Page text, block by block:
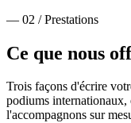
— 02 / Prestations
Ce que nous
Trois façons d'écrire
podiums internationaux,
l'accompagnons sur